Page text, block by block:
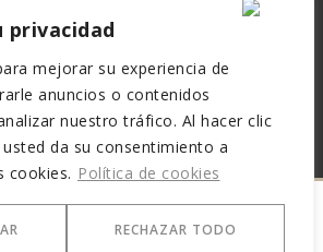
privacidad
mejorar su experiencia de
anuncios o contenidos
nuestro tráfico. Al hacer clic
usted da su consentimiento a
cookies. Política de cookies
RECHAZAR TODO
Gesgroup Lanzarote S.L. |